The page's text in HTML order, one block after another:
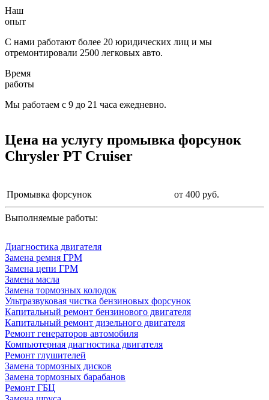
Наш
опыт
С нами работают более 20 юридических лиц и мы
отремонтировали 2500 легковых авто.
Время
работы
Мы работаем с 9 до 21 часа ежедневно.
Цена на услугу промывка форсунок
Chrysler PT Cruiser
Промывка форсунок от 400 руб.
Выполняемые работы:
Диагностика двигателя
Замена ремня ГРМ
Замена цепи ГРМ
Замена масла
Замена тормозных колодок
Ультразвуковая чистка бензиновых форсунок
Капитальный ремонт бензинового двигателя
Капитальный ремонт дизельного двигателя
Ремонт генераторов автомобиля
Компьютерная диагностика двигателя
Ремонт глушителей
Замена тормозных дисков
Замена тормозных барабанов
Ремонт ГБЦ